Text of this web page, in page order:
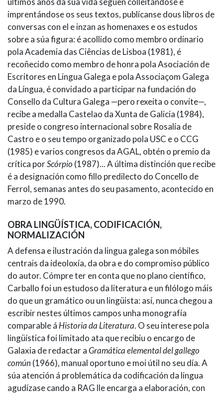
imprentándose os seus textos, publícanse dous libros de
conversas con el e inzan as homenaxes e os estudos
sobre a súa figura: é acollido como membro ordinario
pola Academia das Ciências de Lisboa (1981), é
recoñecido como membro de honra pola Asociación de
Escritores en Lingua Galega e pola Associaçom Galega
da Língua, é convidado a participar na fundación do
Consello da Cultura Galega —pero rexeita o convite—,
recibe a medalla Castelao da Xunta de Galicia (1984),
preside o congreso internacional sobre Rosalía de
Castro e o seu tempo organizado pola USC e o CCG
(1985) e varios congresos da AGAL, obtén o premio da
crítica porScórpio (1987)... A última distinción que recibe
é a designación como fillo predilecto do Concello de
Ferrol, semanas antes do seu pasamento, acontecido en
marzo de 1990.
OBRA LINGÜÍSTICA, CODIFICACIÓN,
NORMALIZACIÓN
A defensa e ilustración da lingua galega son móbiles
centrais da ideoloxía, da obra e do compromiso público
do autor. Cómpre ter en conta que no plano científico,
Carballo foi un estudoso da literatura e un filólogo máis
do que un gramático ou un lingüista: así, nunca chegou a
escribir nestes últimos campos unha monografía
comparable áHistoria da Literatura. O seu interese pola
lingüística foi limitado ata que recibiu o encargo de
Galaxia de redactar aGramática elemental del gallego
común(1966), manual oportuno e moi útil no seu día. A
súa atención á problemática da codificación da lingua
agudízase cando a RAG lle encarga a elaboración, con